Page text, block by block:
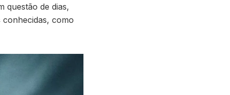
questão de dias,
como